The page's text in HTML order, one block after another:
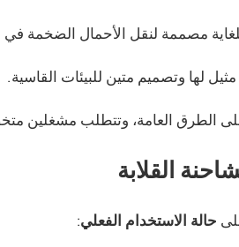
مصممة لنقل الأحمال الضخمة في
لها وتصميم متين للبيئات القاسية.
على الطرق العامة، وتتطلب مشغلين
القلابة
حالة الاستخدام الفعلي: